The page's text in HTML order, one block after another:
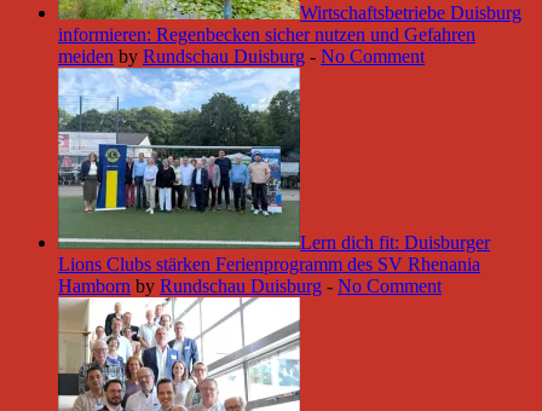
Wirtschaftsbetriebe Duisburg
informieren: Regenbecken sicher nutzen und Gefahren
meiden by Rundschau Duisburg - No Comment
Lern dich fit: Duisburger
Lions Clubs stärken Ferienprogramm des SV Rhenania
Hamborn by Rundschau Duisburg - No Comment